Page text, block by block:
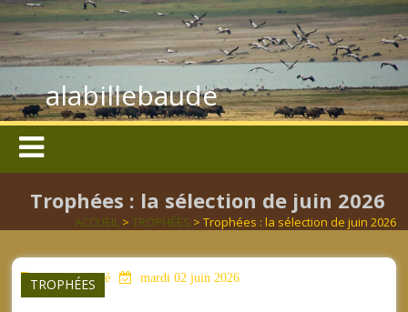
alabillebaude
Trophées : la sélection de juin 2026
ACCUEIL> TROPHÉES > Trophées : la sélection de juin 2026
TROPHÉES
aucun mot clé mardi 02 juin 2026